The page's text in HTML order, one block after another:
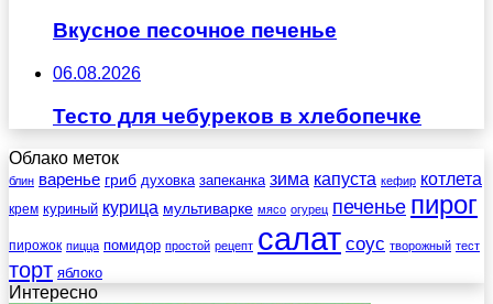
Вкусное песочное печенье
06.08.2026
Тесто для чебуреков в хлебопечке
Облако меток
блин варенье гриб духовка запеканка зима капуста кефир котлета
крем куриный курица мультиварке мясо огурец печенье пирог
пирожок пицца помидор простой рецепт салат соус творожный тест
торт яблоко
Интересно